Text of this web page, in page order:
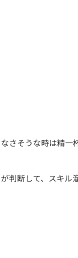
さそうな時は精一
判断して、スキル